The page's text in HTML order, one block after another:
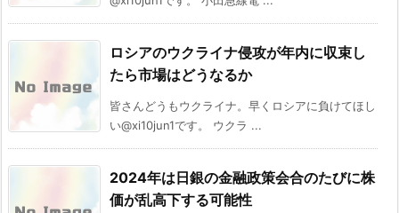
ロシアのウクライナ侵攻が年内に収束し
たら市場はどうなるか
皆さんどうもウクライナ。早くロシアに負けてほし
い@xi10jun1です。 ウクラ ...
2024年は日銀の金融政策会合のたびに株
価が乱高下する可能性